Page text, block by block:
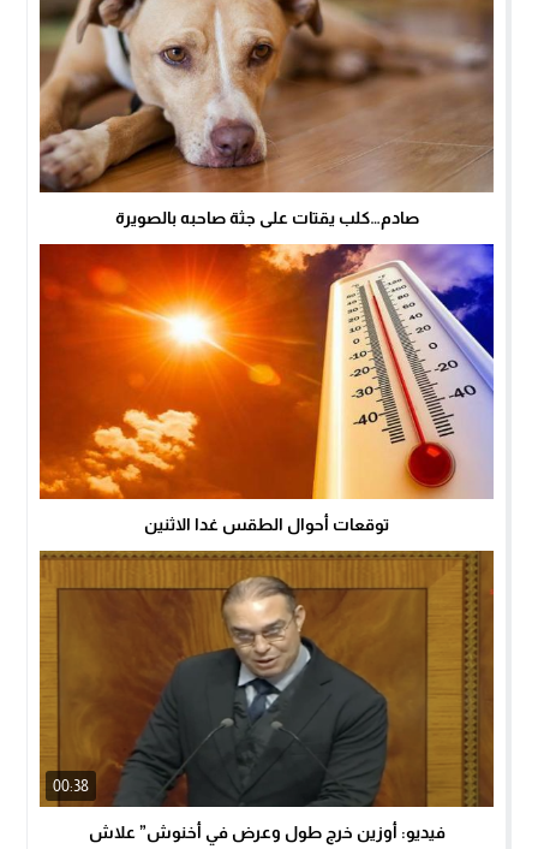
صادم…كلب يقتات على جثة صاحبه بالصويرة
توقعات أحوال الطقس غدا الاثنين
00:38
فيديو: أوزين خرج طول وعرض في أخنوش” علاش